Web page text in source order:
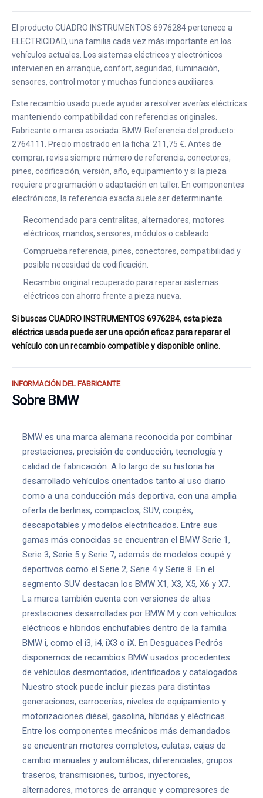
El producto CUADRO INSTRUMENTOS 6976284 pertenece a
ELECTRICIDAD, una familia cada vez más importante en los
vehículos actuales. Los sistemas eléctricos y electrónicos
intervienen en arranque, confort, seguridad, iluminación,
sensores, control motor y muchas funciones auxiliares.
Este recambio usado puede ayudar a resolver averías eléctricas
manteniendo compatibilidad con referencias originales.
Fabricante o marca asociada: BMW. Referencia del producto:
2764111. Precio mostrado en la ficha: 211,75 €. Antes de
comprar, revisa siempre número de referencia, conectores,
pines, codificación, versión, año, equipamiento y si la pieza
requiere programación o adaptación en taller. En componentes
electrónicos, la referencia exacta suele ser determinante.
Recomendado para centralitas, alternadores, motores
eléctricos, mandos, sensores, módulos o cableado.
Comprueba referencia, pines, conectores, compatibilidad y
posible necesidad de codificación.
Recambio original recuperado para reparar sistemas
eléctricos con ahorro frente a pieza nueva.
Si buscas CUADRO INSTRUMENTOS 6976284, esta pieza
eléctrica usada puede ser una opción eficaz para reparar el
vehículo con un recambio compatible y disponible online.
INFORMACIÓN DEL FABRICANTE
Sobre BMW
BMW es una marca alemana reconocida por combinar
prestaciones, precisión de conducción, tecnología y
calidad de fabricación. A lo largo de su historia ha
desarrollado vehículos orientados tanto al uso diario
como a una conducción más deportiva, con una amplia
oferta de berlinas, compactos, SUV, coupés,
descapotables y modelos electrificados. Entre sus
gamas más conocidas se encuentran el BMW Serie 1,
Serie 3, Serie 5 y Serie 7, además de modelos coupé y
deportivos como el Serie 2, Serie 4 y Serie 8. En el
segmento SUV destacan los BMW X1, X3, X5, X6 y X7.
La marca también cuenta con versiones de altas
prestaciones desarrolladas por BMW M y con vehículos
eléctricos e híbridos enchufables dentro de la familia
BMW i, como el i3, i4, iX3 o iX. En Desguaces Pedrós
disponemos de recambios BMW usados procedentes
de vehículos desmontados, identificados y catalogados.
Nuestro stock puede incluir piezas para distintas
generaciones, carrocerías, niveles de equipamiento y
motorizaciones diésel, gasolina, híbridas y eléctricas.
Entre los componentes mecánicos más demandados
se encuentran motores completos, culatas, cajas de
cambio manuales y automáticas, diferenciales, grupos
traseros, transmisiones, turbos, inyectores,
alternadores, motores de arranque y compresores de